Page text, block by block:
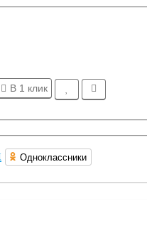
В 1 клик
Одноклассники